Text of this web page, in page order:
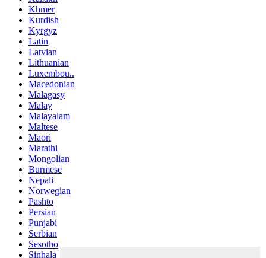
Khmer
Kurdish
Kyrgyz
Latin
Latvian
Lithuanian
Luxembou..
Macedonian
Malagasy
Malay
Malayalam
Maltese
Maori
Marathi
Mongolian
Burmese
Nepali
Norwegian
Pashto
Persian
Punjabi
Serbian
Sesotho
Sinhala